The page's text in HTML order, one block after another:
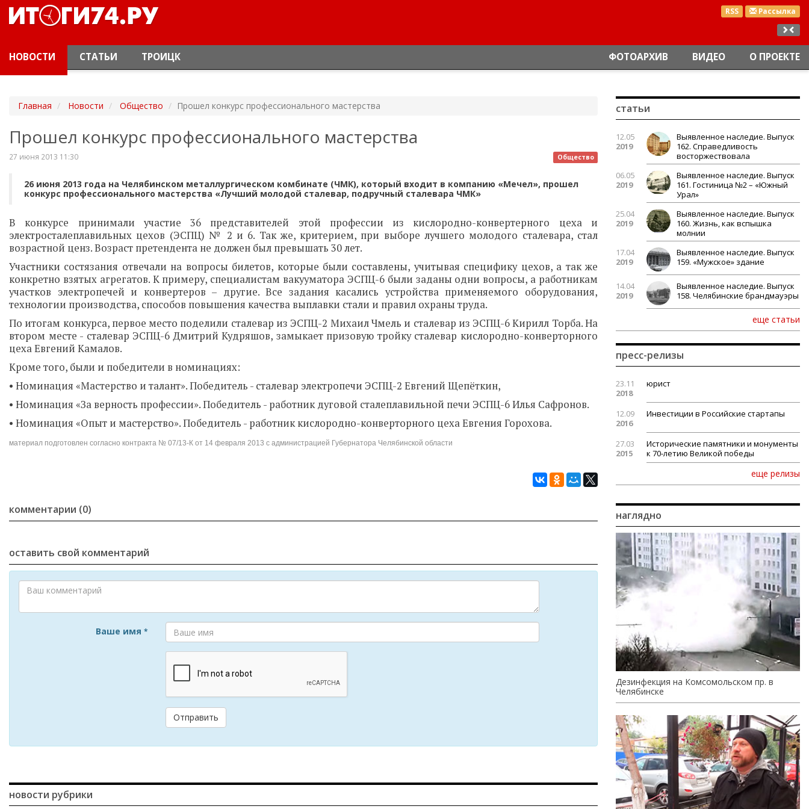
RSS Рассылка
НОВОСТИ СТАТЬИ ТРОИЦК ФОТОАРХИВ ВИДЕО О ПРОЕКТЕ
Главная Новости Общество Прошел конкурс профессионального мастерства
Прошел конкурс профессионального мастерства
Общество
27 июня 2013 11:30
26 июня 2013 года на Челябинском металлургическом комбинате (ЧМК), который входит в компанию «Мечел», прошел
конкурс профессионального мастерства «Лучший молодой сталевар, подручный сталевара ЧМК»
В конкурсе принимали участие 36 представителей этой профессии из кислородно-конвертерного цеха и
электросталеплавильных цехов (ЭСПЦ) № 2 и 6. Так же, критерием, при выборе лучшего молодого сталевара, стал
возрастной ценз. Возраст претендента не должен был превышать 30 лет.
Участники состязания отвечали на вопросы билетов, которые были составлены, учитывая специфику цехов, а так же
конкретно взятых агрегатов. К примеру, специалистам вакууматора ЭСПЦ-6 были заданы одни вопросы, а работникам
участков электропечей и конвертеров – другие. Все задания касались устройства применяемого оборудования,
технологии производства, способов повышения качества выплавки стали и правил охраны труда.
По итогам конкурса, первое место поделили сталевар из ЭСПЦ-2 Михаил Чмель и сталевар из ЭСПЦ-6 Кирилл Торба. На
втором месте - сталевар ЭСПЦ-6 Дмитрий Кудряшов, замыкает призовую тройку сталевар кислородно-конверторного
цеха Евгений Камалов.
Кроме того, были и победители в номинациях:
• Номинация «Мастерство и талант». Победитель - сталевар электропечи ЭСПЦ-2 Евгений Щепёткин,
• Номинация «За верность профессии». Победитель - работник дуговой сталеплавильной печи ЭСПЦ-6 Илья Сафронов.
• Номинация «Опыт и мастерство». Победитель - работник кислородно-конверторного цеха Евгения Горохова.
материал подготовлен согласно контракта № 07/13-К от 14 февраля 2013 с администрацией Губернатора Челябинской области
комментарии (0)
оставить свой комментарий
Ваше имя *
Отправить
новости рубрики
статьи
12.05
2019
Выявленное наследие. Выпуск
162. Справедливость
восторжествовала
06.05
2019
Выявленное наследие. Выпуск
161. Гостиница №2 – «Южный
Урал»
25.04
2019
Выявленное наследие. Выпуск
160. Жизнь, как вспышка
молнии
17.04
2019
Выявленное наследие. Выпуск
159. «Мужское» здание
14.04
2019
Выявленное наследие. Выпуск
158. Челябинские брандмауэры
еще статьи
пресс-релизы
23.11
2018
юрист
12.09
2016
Инвестиции в Российские стартапы
27.03
2015
Исторические памятники и монументы
к 70-летию Великой победы
еще релизы
наглядно
Дезинфекция на Комсомольском пр. в
Челябинске